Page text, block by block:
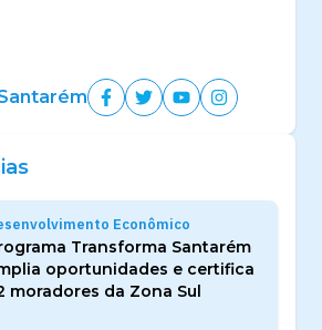
Econômico
Transforma Santarém
oportunidades e certifica
moradores da Zona Sul